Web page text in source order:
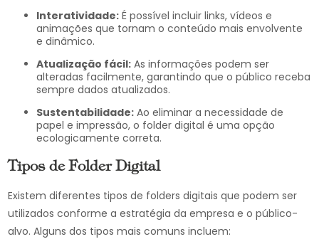
Interatividade: É possível incluir links, vídeos e
animações que tornam o conteúdo mais envolvente
e dinâmico.
Atualização fácil: As informações podem ser
alteradas facilmente, garantindo que o público receba
sempre dados atualizados.
Sustentabilidade: Ao eliminar a necessidade de
papel e impressão, o folder digital é uma opção
ecologicamente correta.
Tipos de Folder Digital
Existem diferentes tipos de folders digitais que podem ser
utilizados conforme a estratégia da empresa e o público-
alvo. Alguns dos tipos mais comuns incluem: